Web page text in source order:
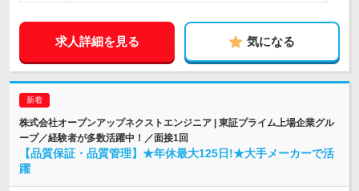
求人詳細を見る 気になる
株式会社オープンアップネクストエンジニア | 東証プライム上場企業グル
ープ／経験者が多数活躍中！／面接1回
【品質保証・品質管理】★年休最大125日!★大手メーカーで活
躍